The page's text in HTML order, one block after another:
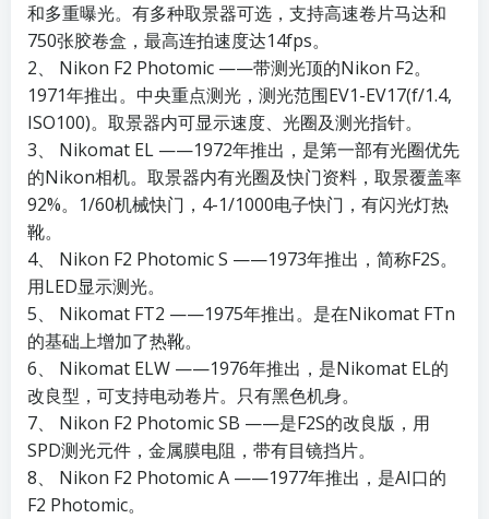
和多重曝光。有多种取景器可选，支持高速卷片马达和
750张胶卷盒，最高连拍速度达14fps。
2、 Nikon F2 Photomic ——带测光顶的Nikon F2。
1971年推出。中央重点测光，测光范围EV1-EV17(f/1.4,
ISO100)。取景器内可显示速度、光圈及测光指针。
3、 Nikomat EL ——1972年推出，是第一部有光圈优先
的Nikon相机。取景器内有光圈及快门资料，取景覆盖率
92%。1/60机械快门，4-1/1000电子快门，有闪光灯热
靴。
4、 Nikon F2 Photomic S ——1973年推出，简称F2S。
用LED显示测光。
5、 Nikomat FT2 ——1975年推出。是在Nikomat FTn
的基础上增加了热靴。
6、 Nikomat ELW ——1976年推出，是Nikomat EL的
改良型，可支持电动卷片。只有黑色机身。
7、 Nikon F2 Photomic SB ——是F2S的改良版，用
SPD测光元件，金属膜电阻，带有目镜挡片。
8、 Nikon F2 Photomic A ——1977年推出，是AI口的
F2 Photomic。